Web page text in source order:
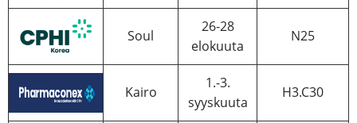
Soul
26-28
elokuuta
N25
Kairo
1.-3.
syyskuuta
H3.C30